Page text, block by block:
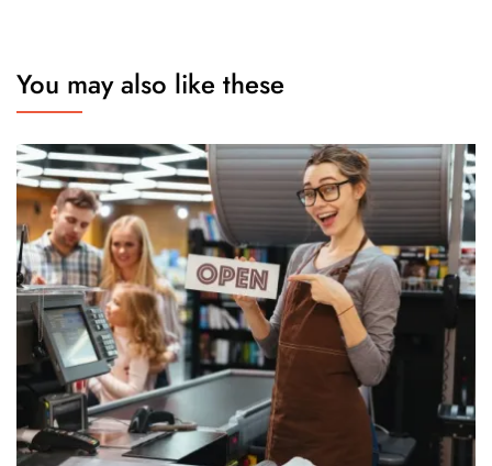
You may also like these